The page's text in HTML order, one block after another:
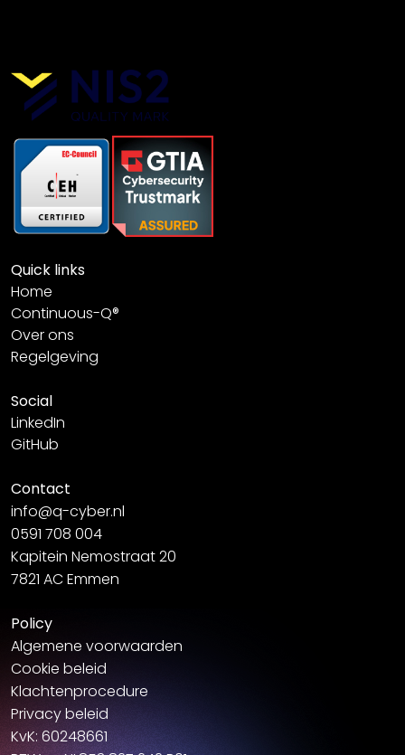
Quick links
Home
Continuous-Q®
Over ons
Regelgeving
Social
LinkedIn
GitHub
Contact
info@q-cyber.nl
0591 708 004
Kapitein Nemostraat 20
7821 AC Emmen
Policy
Algemene voorwaarden
Cookie beleid
Klachtenprocedure
Privacy beleid
KvK: 60248661